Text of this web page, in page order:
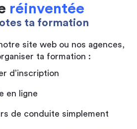
réinventée
ta formation
site web ou nos agences,
ta formation :
d’inscription
en ligne
de conduite simplement